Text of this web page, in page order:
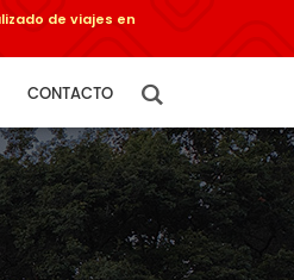
de viajes en
CONTACTO